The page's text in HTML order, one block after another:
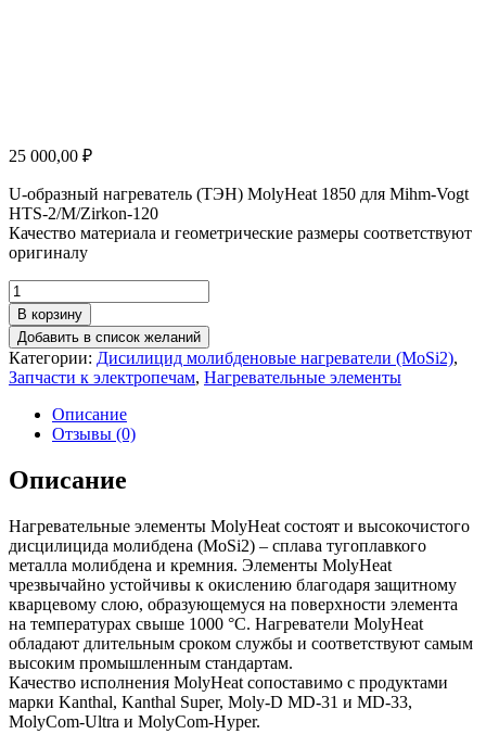
25 000,00 ₽
U-образный нагреватель (ТЭН) MolyHeat 1850 для Mihm-Vogt
HTS-2/M/Zirkon-120
Качество материала и геометрические размеры соответствуют
оригиналу
Количество
товара
Нагреватель
Mihm-
Vogt
HTS-
2/M/Zirkon-
В корзину
Добавить в список желаний
Категории: Дисилицид молибденовые нагреватели (MoSi2),
Запчасти к электропечам, Нагревательные элементы
Описание
Отзывы (0)
Описание
Нагревательные элементы MolyHeat состоят и высокочистого
дисцилицида молибдена (MoSi2) – сплава тугоплавкого
металла молибдена и кремния. Элементы MolyHeat
чрезвычайно устойчивы к окислению благодаря защитному
кварцевому слою, образующемуся на поверхности элемента
на температурах свыше 1000 °С. Нагреватели MolyHeat
обладают длительным сроком службы и соответствуют самым
высоким промышленным стандартам.
Качество исполнения MolyHeat сопоставимо с продуктами
марки Kanthal, Kanthal Super, Moly-D MD-31 и MD-33,
MolyCom-Ultra и MolyCom-Hyper.